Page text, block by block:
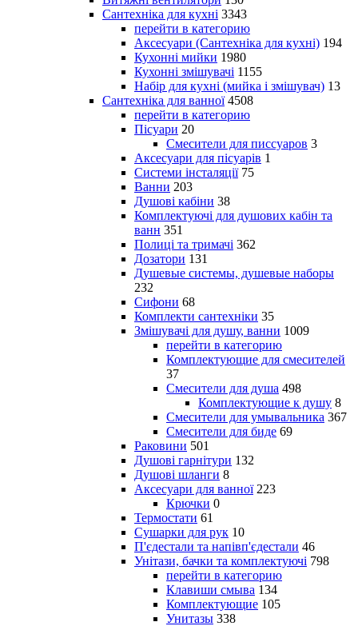
Сантехніка для кухні 3343
перейти в категорию
Аксесуари (Сантехніка для кухні) 194
Кухонні мийки 1980
Кухонні змішувачі 1155
Набір для кухні (мийка і змішувач) 13
Сантехніка для ванної 4508
перейти в категорию
Пісуари 20
Смесители для писсуаров 3
Аксесуари для пісуарів 1
Системи інсталяції 75
Ванни 203
Душові кабіни 38
Комплектуючі для душових кабін та
ванн 351
Полиці та тримачі 362
Дозатори 131
Душевые системы, душевые наборы
232
Сифони 68
Комплекти сантехніки 35
Змішувачі для душу, ванни 1009
перейти в категорию
Комплектующие для смесителей
37
Смесители для душа 498
Комплектующие к душу 8
Смесители для умывальника 367
Смесители для биде 69
Раковини 501
Душові гарнітури 132
Душові шланги 8
Аксесуари для ванної 223
Крючки 0
Термостати 61
Сушарки для рук 10
П'єдестали та напівп'єдестали 46
Унітази, бачки та комплектуючі 798
перейти в категорию
Клавиши смыва 134
Комплектующие 105
Унитазы 338